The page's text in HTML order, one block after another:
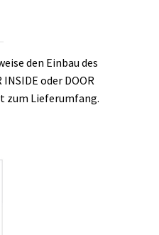
den Einbau des
oder DOOR
zum Lieferumfang.